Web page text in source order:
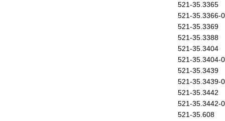
521-35.3365
521-35.3366-
521-35.3369
521-35.3388
521-35.3404
521-35.3404-
521-35.3439
521-35.3439-
521-35.3442
521-35.3442-
521-35.608